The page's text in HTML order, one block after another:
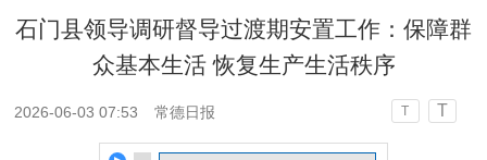
石门县领导调研督导过渡期安置工作：保障群
众基本生活 恢复生产生活秩序
2026-06-03 07:53 常德日报 T T